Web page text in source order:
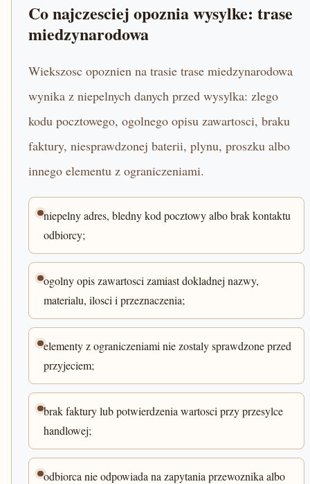
Co najczesciej opoznia wysylke: trase
miedzynarodowa
Wiekszosc opoznien na trasie trase miedzynarodowa
wynika z niepelnych danych przed wysylka: zlego
kodu pocztowego, ogolnego opisu zawartosci, braku
faktury, niesprawdzonej baterii, plynu, proszku albo
innego elementu z ograniczeniami.
niepelny adres, bledny kod pocztowy albo brak kontaktu
odbiorcy;
ogolny opis zawartosci zamiast dokladnej nazwy,
materialu, ilosci i przeznaczenia;
elementy z ograniczeniami nie zostaly sprawdzone przed
przyjeciem;
brak faktury lub potwierdzenia wartosci przy przesylce
handlowej;
odbiorca nie odpowiada na zapytania przewoznika albo